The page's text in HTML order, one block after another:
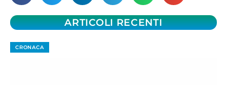
ARTICOLI RECENTI
CRONACA